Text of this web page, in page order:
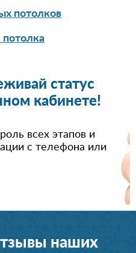
потолков
статус
кабинете!
всех этапов и
с телефона или
наших